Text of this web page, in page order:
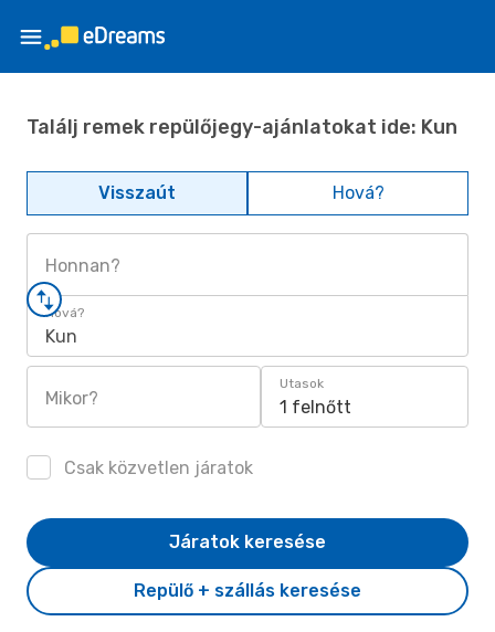
Találj remek repülőjegy-ajánlatokat ide: Kun
Visszaút Hová?
Honnan?
Hová?
Kun
Mikor?
Utasok
1 felnőtt
Csak közvetlen járatok
Repülő + szállás keresése
Járatok keresése